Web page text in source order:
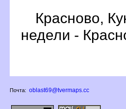
Красново,
недели -
Почта: oblast69@tvermaps.cc